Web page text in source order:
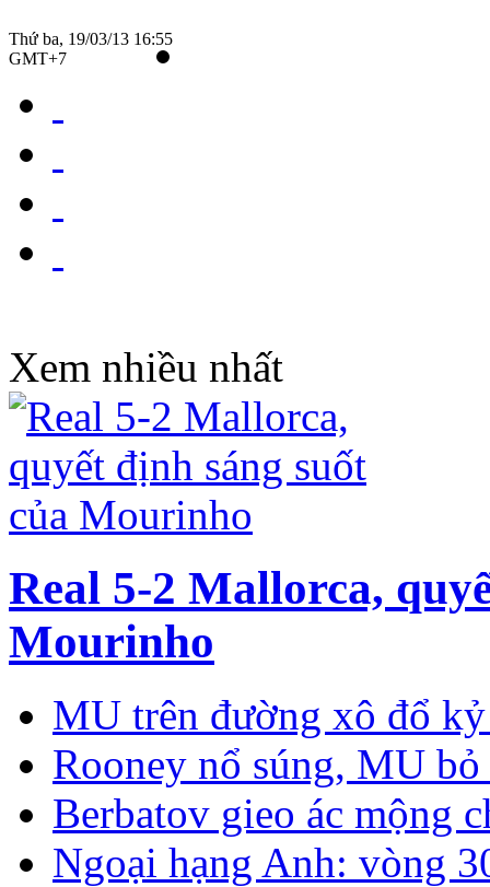
Thứ ba, 19/03/13 16:55
GMT+7
Xem nhiều nhất
Real 5-2 Mallorca,
Mourinho
MU trên đường xô đổ
Rooney nổ súng, MU
Berbatov gieo ác mộng
Ngoại hạng Anh: vòng